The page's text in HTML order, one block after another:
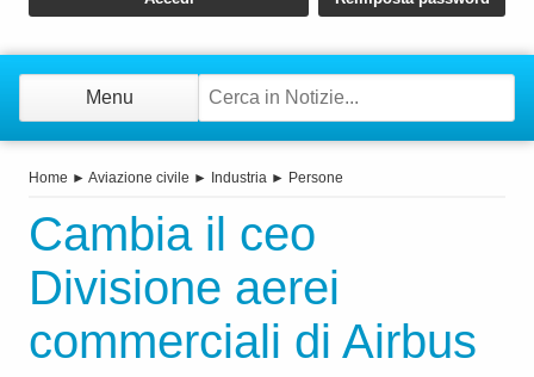
Menu
Home ► Aviazione civile ► Industria ► Persone
Cambia il ceo
Divisione aerei
commerciali di Airbus